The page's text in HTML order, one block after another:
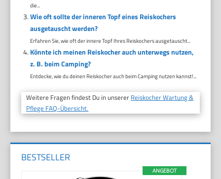
die...
Wie oft sollte der inneren Topf eines Reiskochers
ausgetauscht werden?
Erfahren Sie, wie oft der innere Topf Ihres Reiskochers ausgetauscht...
Könnte ich meinen Reiskocher auch unterwegs nutzen,
z. B. beim Camping?
Entdecke, wie du deinen Reiskocher auch beim Camping nutzen kannst!...
Weitere Fragen findest Du in unserer Reiskocher Wartung &
Pflege FAQ-Übersicht.
BESTSELLER
ANGEBOT